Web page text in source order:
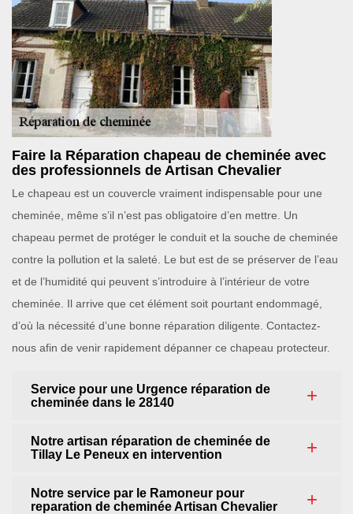
Faire la Réparation chapeau de cheminée avec
des professionnels de Artisan Chevalier
Le chapeau est un couvercle vraiment indispensable pour une
cheminée, même s’il n’est pas obligatoire d’en mettre. Un
chapeau permet de protéger le conduit et la souche de cheminée
contre la pollution et la saleté. Le but est de se préserver de l’eau
et de l’humidité qui peuvent s’introduire à l’intérieur de votre
cheminée. Il arrive que cet élément soit pourtant endommagé,
d’où la nécessité d’une bonne réparation diligente. Contactez-
nous afin de venir rapidement dépanner ce chapeau protecteur.
Service pour une Urgence réparation de
cheminée dans le 28140
Notre artisan réparation de cheminée de
Tillay Le Peneux en intervention
Notre service par le Ramoneur pour
reparation de cheminée Artisan Chevalier